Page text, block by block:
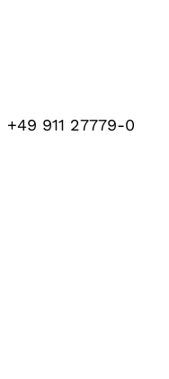
+49 911 27779-0